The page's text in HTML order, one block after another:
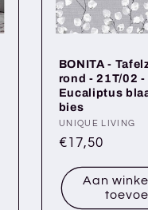
BONITA -
rond - 21T/02 -
Eucaliptus
bies
Verkoper:
UNIQUE LIVING
Normale
€17,50
Aan